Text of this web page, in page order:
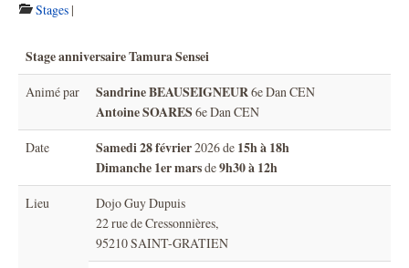
Stages |
Stage anniversaire Tamura Sensei
Animé par Sandrine BEAUSEIGNEUR6e Dan CEN
Antoine SOARES 6e Dan CEN
Date Samedi 28 février2026 de 15h à 18h
Dimanche 1er marsde9h30 à 12h
Lieu
Dojo Guy Dupuis
22 rue de Cressonnières,
95210 SAINT-GRATIEN